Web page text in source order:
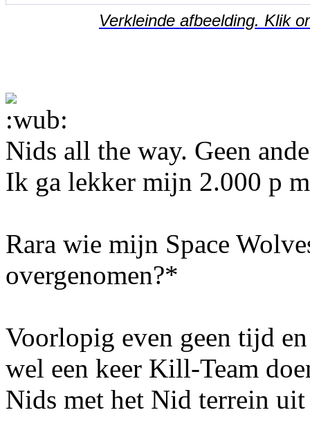
Verkleinde afbeelding. Klik
Nids all the way. Geen
Ik ga lekker mijn 2.000 p
Rara wie mijn Space
overgenomen?*
Voorlopig even geen tijd
wel een keer Kill-Team
Nids met het Nid terrein